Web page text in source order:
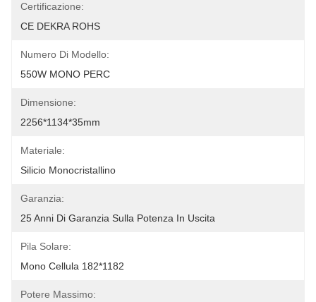
Certificazione:
CE DEKRA ROHS
Numero Di Modello:
550W MONO PERC
Dimensione:
2256*1134*35mm
Materiale:
Silicio Monocristallino
Garanzia:
25 Anni Di Garanzia Sulla Potenza In Uscita
Pila Solare:
Mono Cellula 182*1182
Potere Massimo: